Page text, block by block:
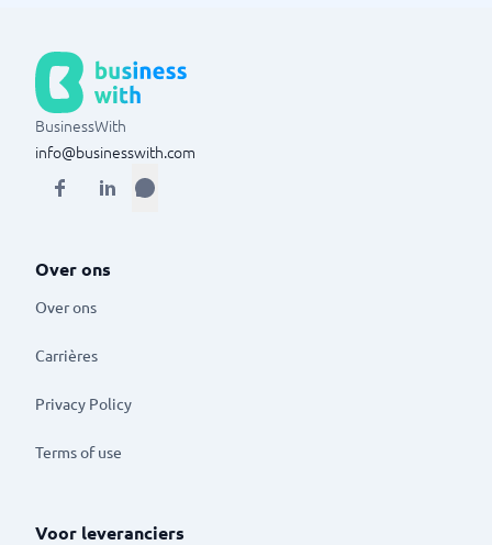
BusinessWith
info@businesswith.com
Over ons
Over ons
Carrières
Privacy Policy
Terms of use
Voor leveranciers